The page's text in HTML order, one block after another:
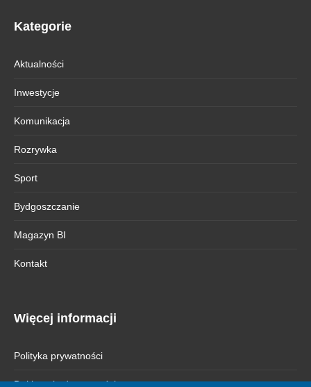
Kategorie
Aktualności
Inwestycje
Komunikacja
Rozrywka
Sport
Bydgoszczanie
Magazyn BI
Kontakt
Więcej informacji
Polityka prywatności
Deklaracja dostępności